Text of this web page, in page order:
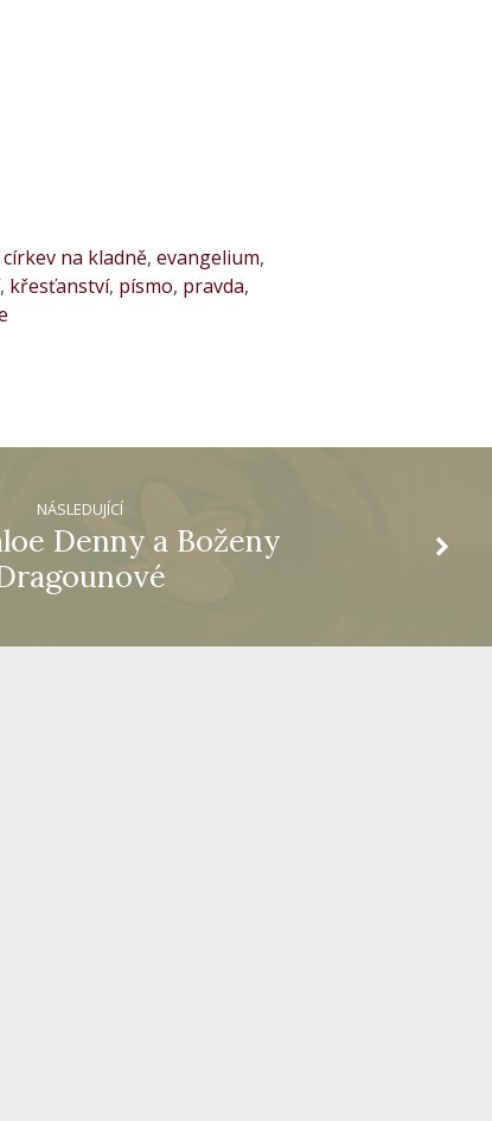
církev na kladně, evangelium,
, křesťanství, písmo, pravda,
NÁSLEDUJÍCÍ
Denny a Boženy